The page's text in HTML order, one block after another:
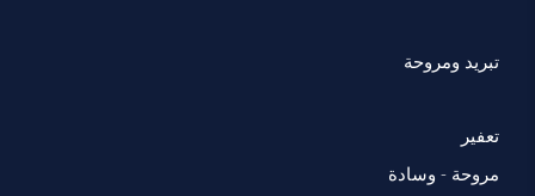
تبريد ومروحة
تعفير
مروحة - وسادة